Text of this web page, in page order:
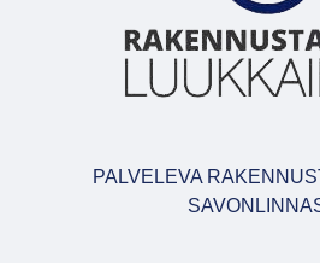
PALVELEVA